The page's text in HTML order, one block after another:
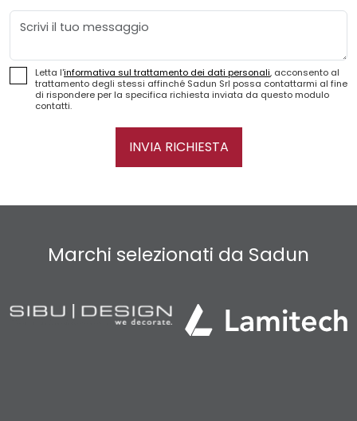
Messaggio
Letta l'informativa sul trattamento dei dati personali, acconsento al
trattamento degli stessi affinché Sadun Srl possa contattarmi al fine
di rispondere per la specifica richiesta inviata da questo modulo
contatti.
INVIA RICHIESTA
Marchi selezionati da Sadun